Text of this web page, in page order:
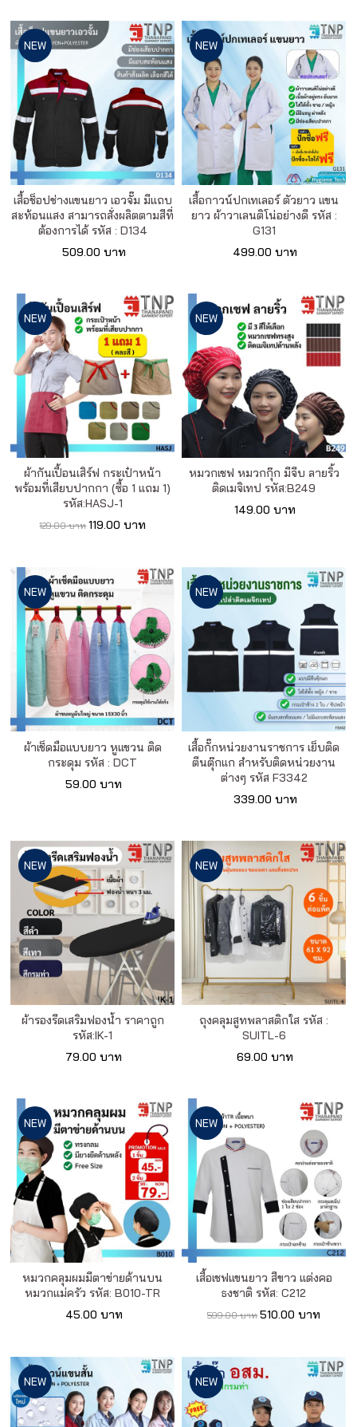
NEW
เสื้อช็อปช่างแขนยาว เอวจั๊ม มีแถบ
สะท้อนแสง สามารถสั่งผลิตตามสีที่
ต้องการได้ รหัส : D134
509.00 บาท
NEW
เสื้อกาวน์ปกเทเลอร์ ตัวยาว แขน
ยาว ผ้าวาเลนติโน่อย่างดี รหัส :
G131
499.00 บาท
NEW
ผ้ากันเปื้อนเสิร์ฟ กระเป๋าหน้า
พร้อมที่เสียบปากกา (ซื้อ 1 แถม 1)
รหัส:HASJ-1
129.00 บาท 119.00 บาท
NEW
หมวกเชฟ หมวกกุ๊ก มีจีบ ลายริ้ว
ติดเมจิเทป รหัส:B249
149.00 บาท
NEW
ผ้าเช็ดมือแบบยาว หูแขวน ติด
กระดุม รหัส : DCT
59.00 บาท
NEW
เสื้อกั๊กหน่วยงานราชการ เย็บติด
ตีนตุ๊กแก สำหรับติดหน่วยงาน
ต่างๆ รหัส F3342
339.00 บาท
NEW
ผ้ารองรีดเสริมฟองน้ำ ราคาถูก
รหัส:IK-1
79.00 บาท
NEW
ถุงคลุมสูทพลาสติกใส รหัส :
SUITL-6
69.00 บาท
NEW
หมวกคลุมผมมีตาข่ายด้านบน
หมวกแม่ครัว รหัส: B010-TR
45.00 บาท
NEW
เสื้อเชฟแขนยาว สีขาว แต่งคอ
ธงชาติ รหัส: C212
599.00 บาท 510.00 บาท
NEW NEW